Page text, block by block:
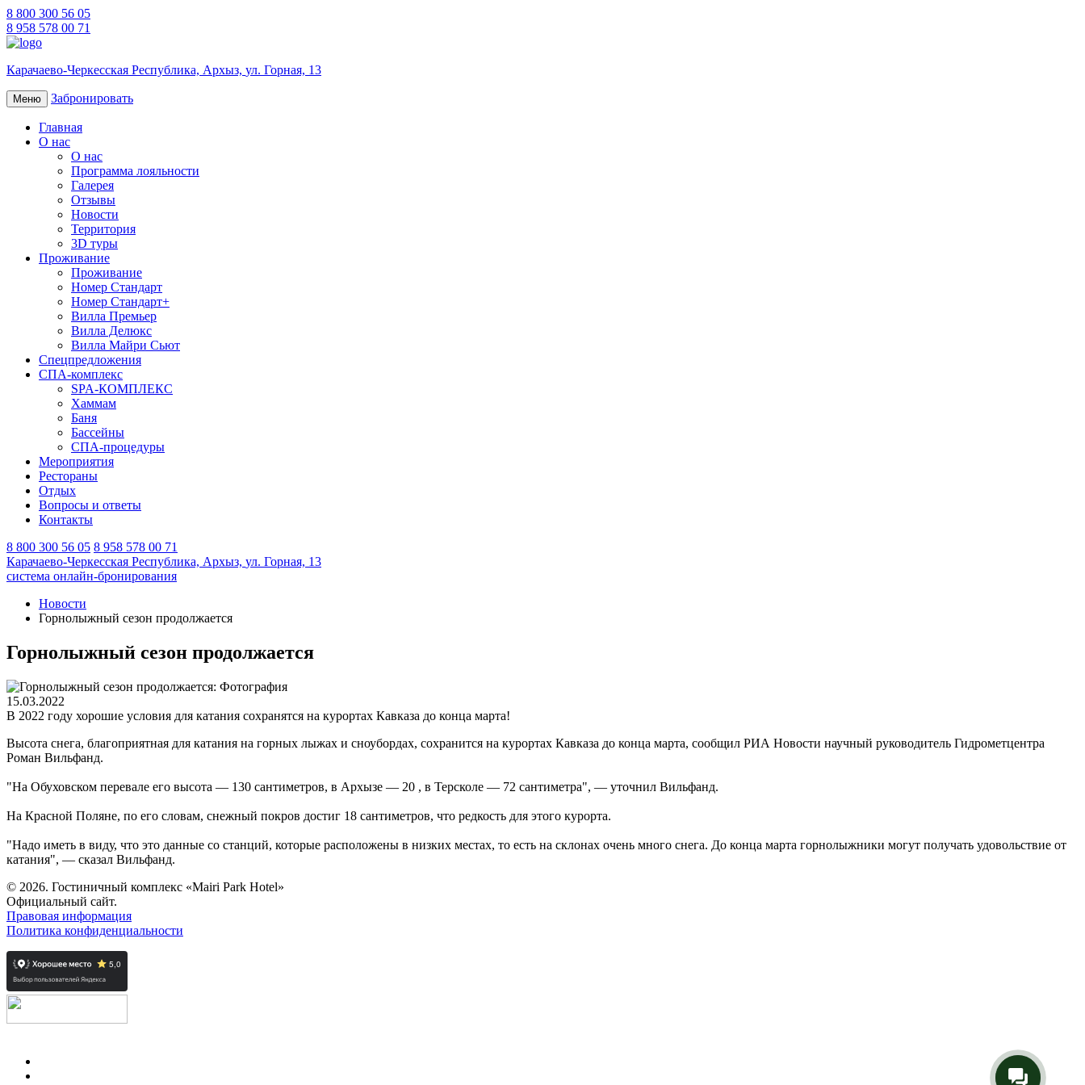
8 800 300 56 05
8 958 578 00 71
Карачаево-Черкесская Республика, Архыз, ул. Горная, 13
Меню Забронировать
Главная
О нас
О нас
Программа лояльности
Галерея
Отзывы
Новости
Территория
3D туры
Проживание
Проживание
Номер Стандарт
Номер Стандарт+
Вилла Премьер
Вилла Делюкс
Вилла Майри Сьют
Спецпредложения
СПА-комплекс
SPA-КОМПЛЕКС
Хаммам
Баня
Бассейны
СПА-процедуры
Мероприятия
Рестораны
Отдых
Вопросы и ответы
Контакты
8 800 300 56 05 8 958 578 00 71
Карачаево-Черкесская Республика, Архыз, ул. Горная, 13
система онлайн-бронирования
Новости
Горнолыжный сезон продолжается
Горнолыжный сезон продолжается
15.03.2022
В 2022 году хорошие условия для катания сохранятся на курортах Кавказа до конца марта!
Высота снега, благоприятная для катания на горных лыжах и сноубордах, сохранится на курортах Кавказа до конца марта, сообщил РИА Новости научный руководитель Гидрометцентра
Роман Вильфанд.
"На Обуховском перевале его высота — 130 сантиметров, в Архызе — 20 , в Терсколе — 72 сантиметра", — уточнил Вильфанд.
На Красной Поляне, по его словам, снежный покров достиг 18 сантиметров, что редкость для этого курорта.
"Надо иметь в виду, что это данные со станций, которые расположены в низких местах, то есть на склонах очень много снега. До конца марта горнолыжники могут получать удовольствие от
катания", — сказал Вильфанд.
© 2026. Гостиничный комплекс «Mairi Park Hotel»
Официальный сайт.
Правовая информация
Политика конфиденциальности